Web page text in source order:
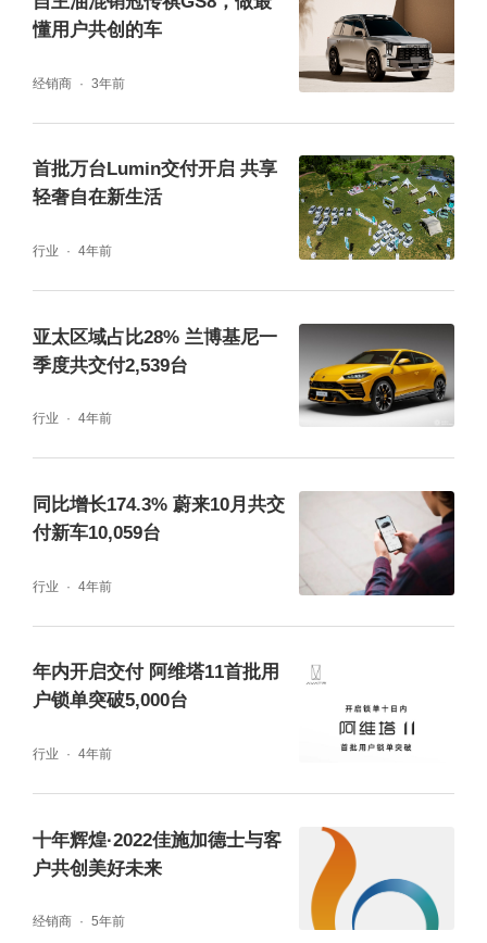
长安Lumin不仅重视和用户的深度互动，同时
在外观设计、智趣交互、安全防护等方面实现
了多维度的消费价值革新，掀起了A00级高质
价比消费的新潮流。
外观方面，长安Lumin区隔于“老头乐”的形象，
毂，让整车呈现出流畅的视觉美感和吸睛动感
的侧颜，完美契合新世代的审美需求。
智趣交互方面，长安Lumin配备10.25英寸全液
懂用户共创的车
经销商 3年前
首批万台Lumin交付开启 共享
轻奢自在新生活
行业 4年前
亚太区域占比28% 兰博基尼一
季度共交付2,539台
行业 4年前
同比增长174.3% 蔚来10月共交
付新车10,059台
行业 4年前
年内开启交付 阿维塔11首批用
户锁单突破5,000台
行业 4年前
十年辉煌·2022佳施加德士与客
户共创美好未来
经销商 5年前